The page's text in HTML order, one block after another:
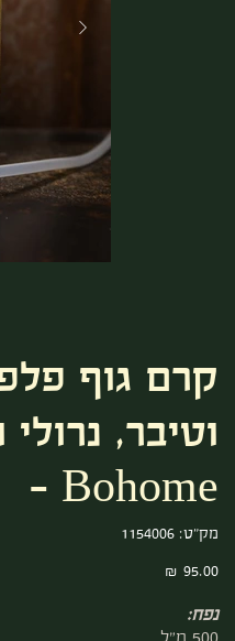
קרם גוף
וטיבר,
Bohome -
מק"ט:
מק"ט
1154006
מחיר
נפח: